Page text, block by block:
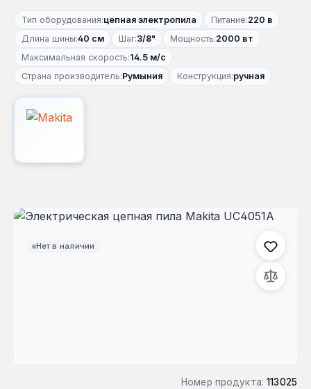
Тип оборудования:цепная электропила Питание:220 в
Длина шины:40 см Шаг:3/8" Мощность:2000 вт
Максимальная скорость:14.5 м/с
Страна производитель:Румыния Конструкция:ручная
Нет в наличии
Пропустить галерею изображений
Номер продукта: 113025